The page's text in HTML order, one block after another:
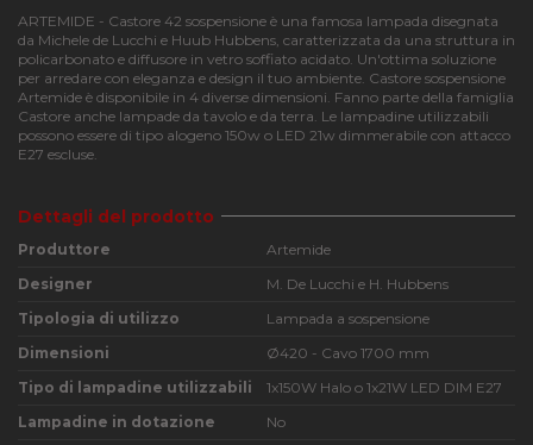
ARTEMIDE - Castore 42 sospensione è una famosa lampada disegnata
da Michele de Lucchi e Huub Hubbens, caratterizzata da una struttura in
policarbonato e diffusore in vetro soffiato acidato. Un'ottima soluzione
per arredare con eleganza e design il tuo ambiente. Castore sospensione
Artemide è disponibile in 4 diverse dimensioni. Fanno parte della famiglia
Castore anche lampade da tavolo e da terra. Le lampadine utilizzabili
possono essere di tipo alogeno 150w o LED 21w dimmerabile con attacco
E27 escluse.
Dettagli del prodotto
Produttore
Artemide
Designer
M. De Lucchi e H. Hubbens
Tipologia di utilizzo
Lampada a sospensione
Dimensioni
Ø420 - Cavo 1700 mm
Tipo di lampadine utilizzabili
1x150W Halo o 1x21W LED DIM E27
Lampadine in dotazione
No